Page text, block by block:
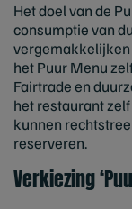
Het doel van de
consumptie van
vergemakkelijken
het Puur Menu
Fairtrade en
het restaurant
kunnen
reserveren.
Verkiezing